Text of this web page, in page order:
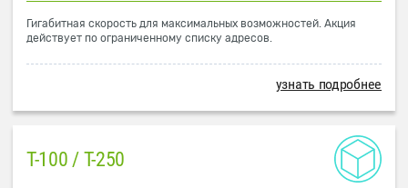
Гигабитная скорость для максимальных возможностей. Акция
действует по ограниченному списку адресов.
узнать подробнее
T-100 / T-250